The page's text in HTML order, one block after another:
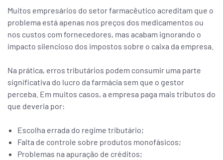
Muitos empresários do setor farmacêutico acreditam que o
problema está apenas nos preços dos medicamentos ou
nos custos com fornecedores, mas acabam ignorando o
impacto silencioso dos impostos sobre o caixa da empresa.
Na prática, erros tributários podem consumir uma parte
significativa do lucro da farmácia sem que o gestor
perceba. Em muitos casos, a empresa paga mais tributos do
que deveria por:
Escolha errada do regime tributário;
Falta de controle sobre produtos monofásicos;
Problemas na apuração de créditos;